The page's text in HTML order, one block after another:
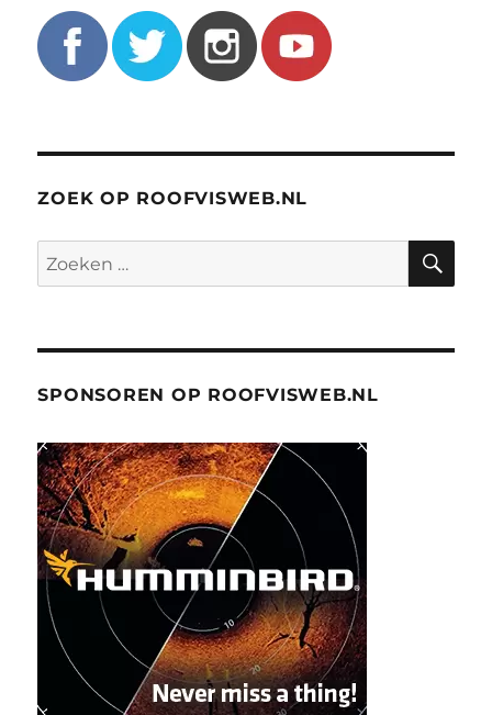
ZOEK OP ROOFVISWEB.NL
Zoeken
naar:
SPONSOREN OP ROOFVISWEB.NL